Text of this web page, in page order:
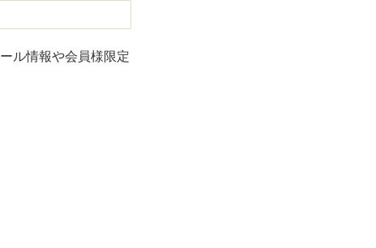
ル情報や会員様限定